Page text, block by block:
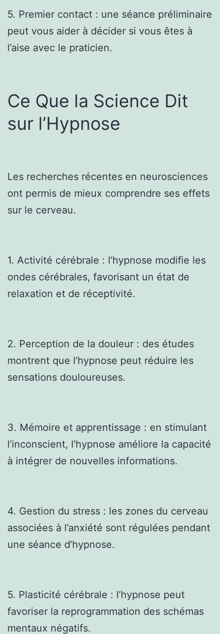
5. Premier contact : une séance préliminaire
peut vous aider à décider si vous êtes à
l’aise avec le praticien.
Ce Que la Science Dit
sur l’Hypnose
Les recherches récentes en neurosciences
ont permis de mieux comprendre ses effets
sur le cerveau.
1. Activité cérébrale : l’hypnose modifie les
ondes cérébrales, favorisant un état de
relaxation et de réceptivité.
2. Perception de la douleur : des études
montrent que l’hypnose peut réduire les
sensations douloureuses.
3. Mémoire et apprentissage : en stimulant
l’inconscient, l’hypnose améliore la capacité
à intégrer de nouvelles informations.
4. Gestion du stress : les zones du cerveau
associées à l’anxiété sont régulées pendant
une séance d’hypnose.
5. Plasticité cérébrale : l’hypnose peut
favoriser la reprogrammation des schémas
mentaux négatifs.